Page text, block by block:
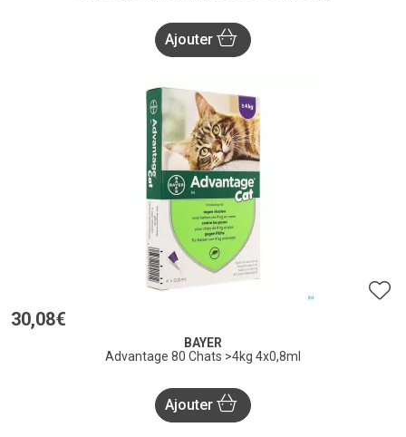
Ajouter
30,08€
BAYER
Advantage 80 Chats >4kg 4x0,8ml
Ajouter